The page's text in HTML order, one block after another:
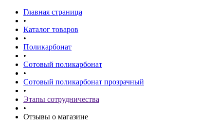
Главная страница
•
Каталог товаров
•
Поликарбонат
•
Сотовый поликарбонат
•
Сотовый поликарбонат прозрачный
•
Этапы сотрудничества
•
Отзывы о магазине